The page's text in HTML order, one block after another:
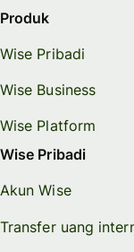
Produk
Wise Pribadi
Wise Business
Wise Platform
Wise Pribadi
Akun Wise
Transfer uang